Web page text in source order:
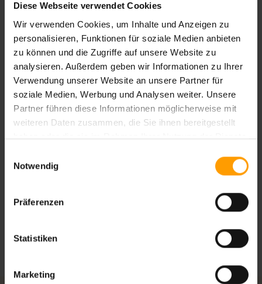
Diese Webseite verwendet Cookies
Wir verwenden Cookies, um Inhalte und Anzeigen zu
personalisieren, Funktionen für soziale Medien anbieten
zu können und die Zugriffe auf unsere Website zu
analysieren. Außerdem geben wir Informationen zu Ihrer
Verwendung unserer Website an unsere Partner für
soziale Medien, Werbung und Analysen weiter. Unsere
Partner führen diese Informationen möglicherweise mit
weiteren Daten zusammen, die Sie ihnen bereitgestellt
haben oder die sie im Rahmen Ihrer Nutzung der Dienste
Notwendig
Präferenzen
Statistiken
Marketing
Wie buche ich eine Reise auf ETI.de?
Antworten auf häufige Fragen finden Sie in unseremFAQ-
Bereich.
Ihre Vorteile bei ETI
Bestpreis-Garantie
Sichere Buchung
verschlüsselter Datenübertragung
Pauschalreisen werden vom DRSF geschützt